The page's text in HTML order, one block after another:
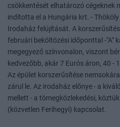
csökkentését elhatározó cégeknek
indította el a Hungária krt. -
Irodaház felújítását. A
februári beköltözési időponttal -"A"
megegyező színvonalon, viszont
kedvezőbb, akár 7 Eurós áron, 40
Az épület korszerűsítése
zárul le. Az irodaház előnye - a
mellett - a tömegközlekedési,
(közvetlen Ferihegyi) kapcsolat.